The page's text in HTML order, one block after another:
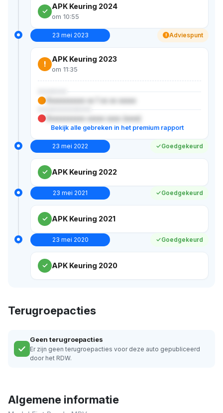
APK Keuring 2024
om 10:55
23 mei 2023 ! Adviespunt
!
APK Keuring 2023
om 11:35
Xxxxxxxxxxx xx 1 xx xx xxxxx
Xxxxxxxxxxx xxxxx xxxx (xxxx)
Bekijk alle gebreken in het premium rapport
23 mei 2022 Goedgekeurd
APK Keuring 2022
23 mei 2021 Goedgekeurd
APK Keuring 2021
23 mei 2020 Goedgekeurd
APK Keuring 2020
Terugroepacties
Geen terugroepacties
Er zijn geen terugroepacties voor deze auto gepubliceerd
door het RDW.
Algemene informatie